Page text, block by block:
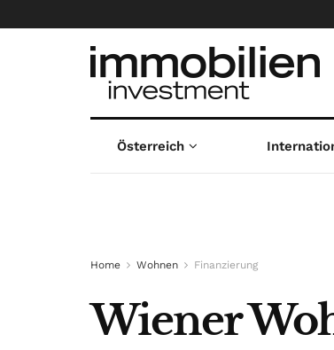
Österreich
Home Wohnen Finanzierung
Wiener